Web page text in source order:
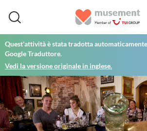
Quest'attività è stata tradotta
Google Traduttore.
Vedi la versione originale in inglese.